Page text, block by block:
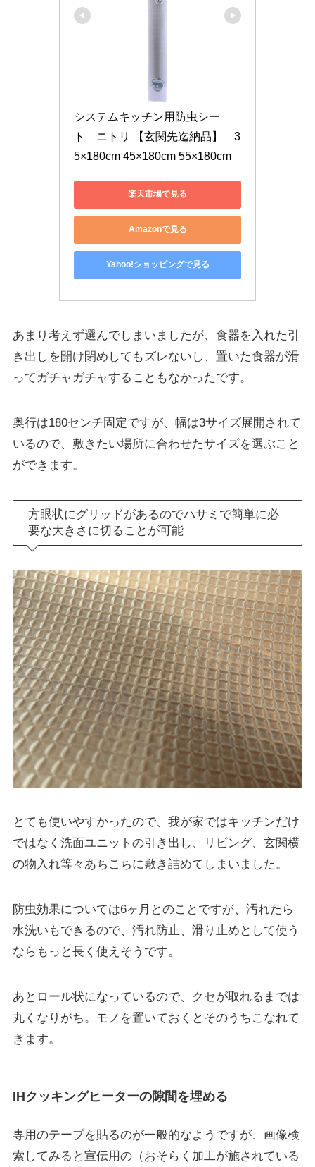
システムキッチン用防虫シー
ト　ニトリ 【玄関先迄納品】　3
5×180cm 45×180cm 55×180cm
楽天市場で見る
Amazonで見る
Yahoo!ショッピングで見る
あまり考えず選んでしまいましたが、食器を入れた引
き出しを開け閉めしてもズレないし、置いた食器が滑
ってガチャガチャすることもなかったです。
奥行は180センチ固定ですが、幅は3サイズ展開されて
いるので、敷きたい場所に合わせたサイズを選ぶこと
ができます。
方眼状にグリッドがあるのでハサミで簡単に必
要な大きさに切ることが可能
とても使いやすかったので、我が家ではキッチンだけ
ではなく洗面ユニットの引き出し、リビング、玄関横
の物入れ等々あちこちに敷き詰めてしまいました。
防虫効果については6ヶ月とのことですが、汚れたら
水洗いもできるので、汚れ防止、滑り止めとして使う
ならもっと長く使えそうです。
あとロール状になっているので、クセが取れるまでは
丸くなりがち。モノを置いておくとそのうちこなれて
きます。
IHクッキングヒーターの隙間を埋める
専用のテープを貼るのが一般的なようですが、画像検
索してみると宣伝用の（おそらく加工が施されている